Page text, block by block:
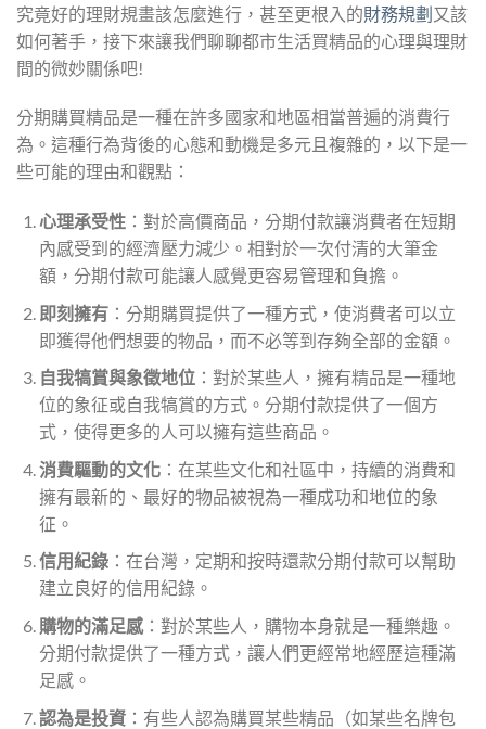
究竟好的理財規畫該怎麼進行，甚至更根入的財務規劃又該
如何著手，接下來讓我們聊聊都市生活買精品的心理與理財
間的微妙關係吧!
分期購買精品是一種在許多國家和地區相當普遍的消費行
為。這種行為背後的心態和動機是多元且複雜的，以下是一
些可能的理由和觀點：
心理承受性：對於高價商品，分期付款讓消費者在短期
內感受到的經濟壓力減少。相對於一次付清的大筆金
額，分期付款可能讓人感覺更容易管理和負擔。
即刻擁有：分期購買提供了一種方式，使消費者可以立
即獲得他們想要的物品，而不必等到存夠全部的金額。
自我犒賞與象徵地位：對於某些人，擁有精品是一種地
位的象征或自我犒賞的方式。分期付款提供了一個方
式，使得更多的人可以擁有這些商品。
消費驅動的文化：在某些文化和社區中，持續的消費和
擁有最新的、最好的物品被視為一種成功和地位的象
征。
信用紀錄：在台灣，定期和按時還款分期付款可以幫助
建立良好的信用紀錄。
購物的滿足感：對於某些人，購物本身就是一種樂趣。
分期付款提供了一種方式，讓人們更經常地經歷這種滿
足感。
認為是投資：有些人認為購買某些精品（如某些名牌包